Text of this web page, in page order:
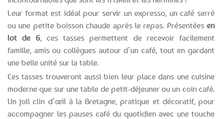
Leur format est idéal pour servir un expresso, un café serré
ou une petite boisson chaude après le repas. Présentéesen
lot de 6, ces tasses permettent de recevoir facilement
famille, amis ou collègues autour d’un café, tout en gardant
une belle unité sur la table.
Ces tasses trouveront aussi bien leur place dans une cuisine
moderne que sur une table de petit-déjeuner ou un coin café.
Un joli clin d’œil à la Bretagne, pratique et décoratif, pour
accompagner les pauses café du quotidien avec une touche